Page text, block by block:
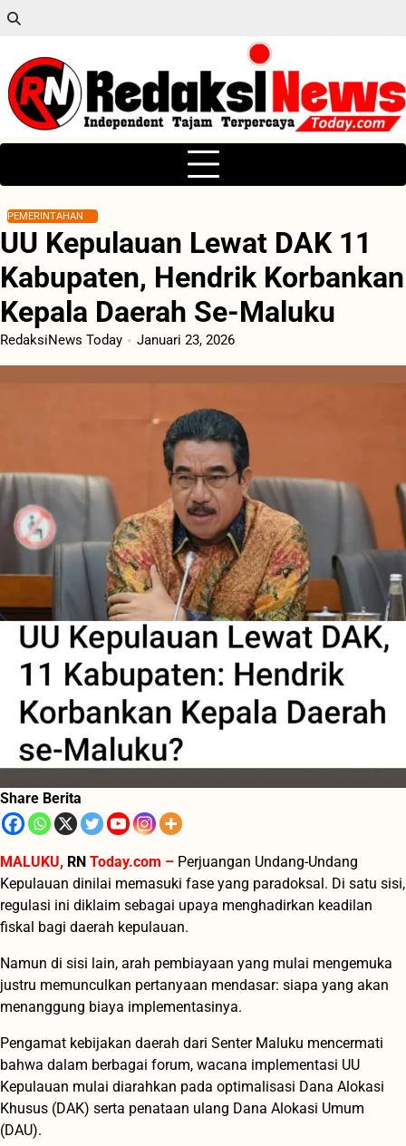
Skip
content
PEMERINTAHAN
UU Kepulauan Lewat DAK 11
Kabupaten, Hendrik Korbankan
Kepala Daerah Se-Maluku
RedaksiNews Today Januari 23, 2026
Share Berita
MALUKU, RN Today.com – Perjuangan Undang-Undang
Kepulauan dinilai memasuki fase yang paradoksal. Di satu sisi,
regulasi ini diklaim sebagai upaya menghadirkan keadilan
fiskal bagi daerah kepulauan.
Namun di sisi lain, arah pembiayaan yang mulai mengemuka
justru memunculkan pertanyaan mendasar: siapa yang akan
menanggung biaya implementasinya.
Pengamat kebijakan daerah dari Senter Maluku mencermati
bahwa dalam berbagai forum, wacana implementasi UU
Kepulauan mulai diarahkan pada optimalisasi Dana Alokasi
Khusus (DAK) serta penataan ulang Dana Alokasi Umum
(DAU).